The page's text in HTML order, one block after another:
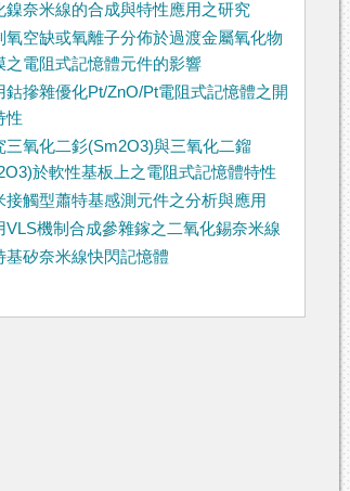
鎳奈米線的合成與特性應用之研究
氧空缺或氧離子分佈於過渡金屬氧化物
之電阻式記憶體元件的影響
鈷摻雜優化Pt/ZnO/Pt電阻式記憶體之開
性
三氧化二釤(Sm2O3)與三氧化二鎦
於軟性基板上之電阻式記憶體特性
接觸型蕭特基感測元件之分析與應用
VLS機制合成參雜鎵之二氧化錫奈米線
基矽奈米線快閃記憶體